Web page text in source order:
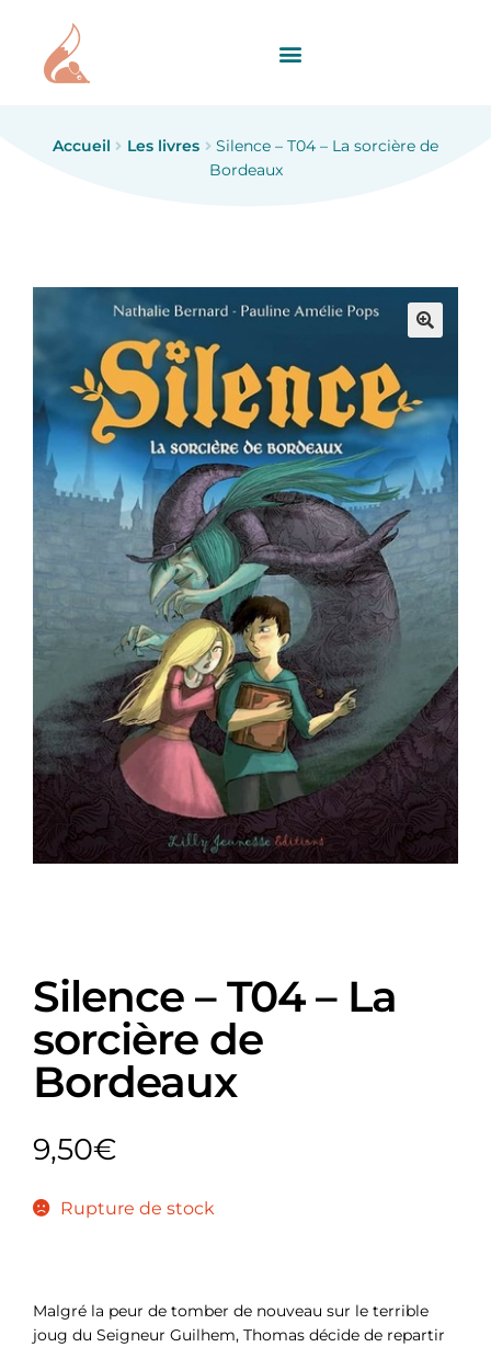
Accueil Les livres
Silence – T04 – La sorcière de
Bordeaux
Silence – T04 – La
sorcière de
Bordeaux
9,50€
Rupture de stock
Malgré la peur de tomber de nouveau sur le terrible
joug du Seigneur Guilhem, Thomas décide de repartir